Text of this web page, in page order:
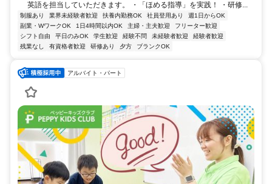
英語を担当していただきます。 ・「ほめる指導」を実践！ ・研修...
制服あり 業界未経験者歓迎 扶養内勤務OK 社員登用あり
週1日からOK
副業・WワークOK
1日4時間以内OK 主婦・主夫歓迎
フリーター歓迎
シフト自由
平日のみOK 学生歓迎 経験不問 未経験者歓迎
経験者歓迎
残業なし
有資格者歓迎 研修あり 夕方 ブランクOK
アルバイト・パート